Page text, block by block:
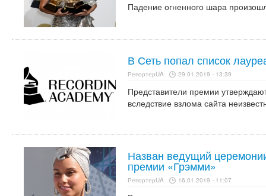
Падение огненного шара
В Сеть попал список
РепортерUA 29.01.2019 - 13:39
Представители премии
вследствие взлома сайта
Назван ведущий
премии «Грэмми»
РепортерUA 16.01.2019 - 11:07